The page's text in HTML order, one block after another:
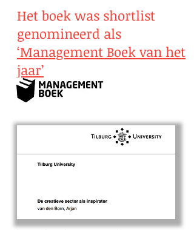
Het boek was shortlist
genomineerd als
‘Management Boek van het
jaar’